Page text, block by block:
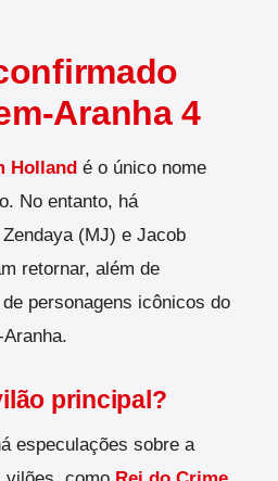
Aranha 4
Holland é o único nome
No entanto, há
(MJ) e Jacob
retornar, além de
personagens icônicos do
principal?
especulações sobre a